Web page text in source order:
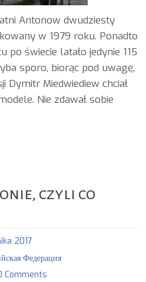
Antonow dwudziesty
w 1979 roku. Ponadto
po świecie latało jedynie 115
sporo, biorąc pod uwagę,
Dymitr Miedwiediew chciał
Nie zdawał sobie
czyli co
2017
Федерация
Comments